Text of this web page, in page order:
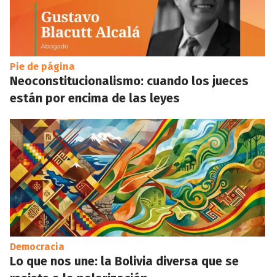
Pie de página
Neoconstitucionalismo: cuando los jueces
están por encima de las leyes
Democracia
Lo que nos une: la Bolivia diversa que se